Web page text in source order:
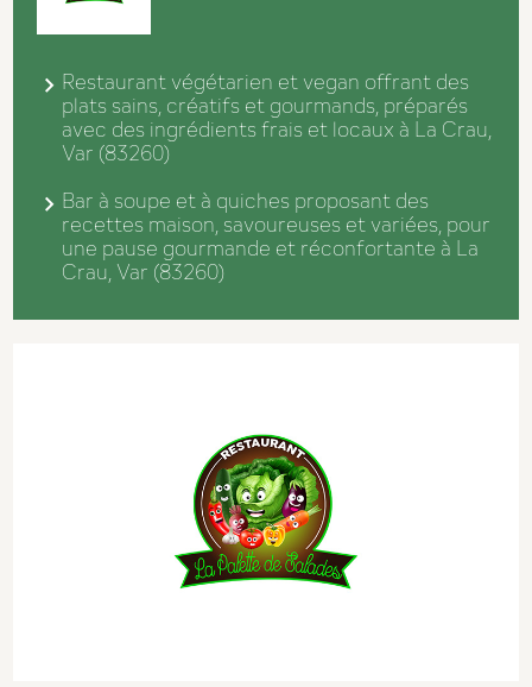
Restaurant végétarien et vegan offrant des
plats sains, créatifs et gourmands, préparés
avec des ingrédients frais et locaux à La Crau,
Var (83260)
Bar à soupe et à quiches proposant des
recettes maison, savoureuses et variées, pour
une pause gourmande et réconfortante à La
Crau, Var (83260)